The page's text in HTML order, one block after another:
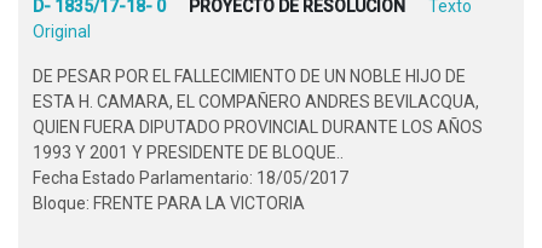
D- 1835/17-18- 0 PROYECTO DE RESOLUCION
Texto
Original
DE PESAR POR EL FALLECIMIENTO DE UN NOBLE HIJO DE
ESTA H. CAMARA, EL COMPAÑERO ANDRES BEVILACQUA,
QUIEN FUERA DIPUTADO PROVINCIAL DURANTE LOS AÑOS
1993 Y 2001 Y PRESIDENTE DE BLOQUE..
Fecha Estado Parlamentario: 18/05/2017
Bloque: FRENTE PARA LA VICTORIA